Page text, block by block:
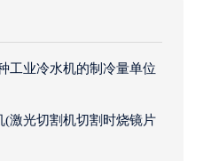
工业冷水机的制冷量单位
(激光切割机切割时烧镜片